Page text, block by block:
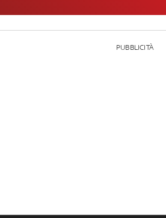
PUBBLICITÀ